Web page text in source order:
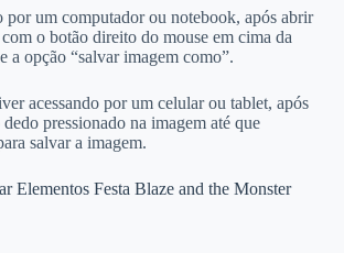
por um computador ou notebook, após abrir
o botão direito do mouse em cima da
a opção “salvar imagem como”.
acessando por um celular ou tablet, após
pressionado na imagem até que
salvar a imagem.
Elementos Festa Blaze and the Monster